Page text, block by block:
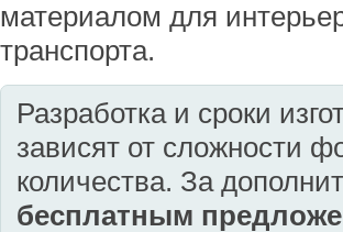
материалом для
транспорта.
Разработка и сроки
зависят от сложности
количества. За
бесплатным